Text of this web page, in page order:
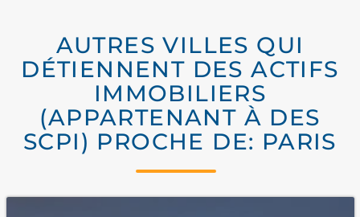
AUTRES VILLES QUI
DÉTIENNENT DES ACTIFS
IMMOBILIERS
(APPARTENANT À DES
SCPI) PROCHE DE: PARIS